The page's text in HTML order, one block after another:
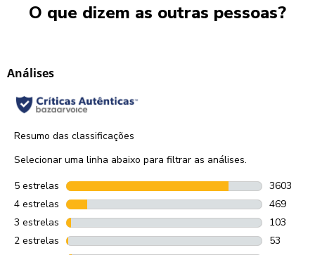
O que dizem as outras pessoas?